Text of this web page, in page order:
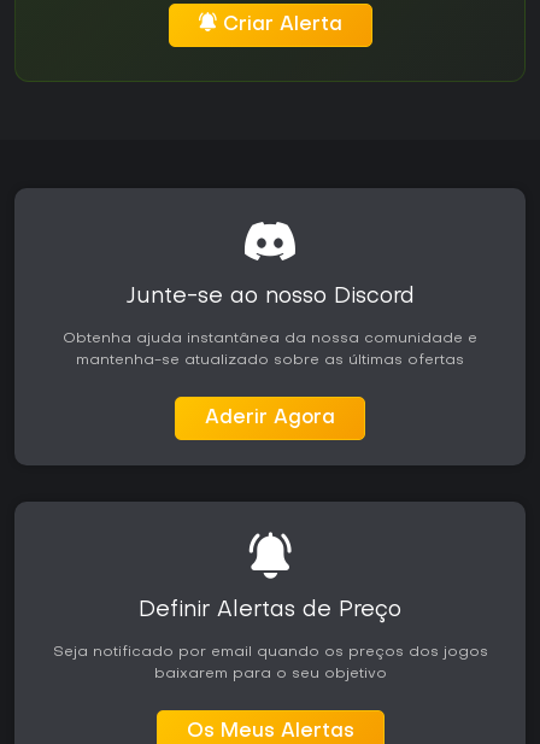
Criar Alerta
Junte-se ao nosso Discord
Obtenha ajuda instantânea da nossa comunidade e
mantenha-se atualizado sobre as últimas ofertas
Aderir Agora
Definir Alertas de Preço
Seja notificado por email quando os preços dos jogos
baixarem para o seu objetivo
Os Meus Alertas